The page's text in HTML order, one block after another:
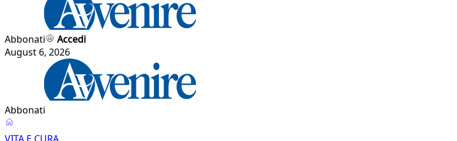
Abbonati
Accedi
August 6, 2026
Abbonati